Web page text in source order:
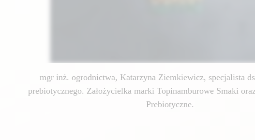
mgr inż. ogrodnictwa, Katarzyna Ziemkiewicz, specjalista
prebiotycznego. Założycielka marki Topinamburowe Smaki
Prebiotyczne.